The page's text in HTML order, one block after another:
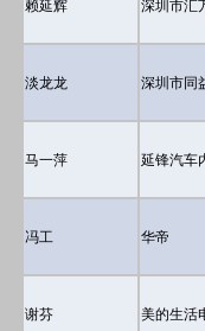
赖延辉 深圳市汇
淡龙龙 深圳市同
马一萍 延锋汽车
冯工 华帝
谢芬 美的生活